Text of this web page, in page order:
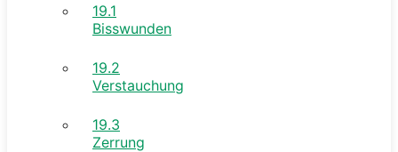
19.1
Bisswunden
19.2
Verstauchung
19.3
Zerrung